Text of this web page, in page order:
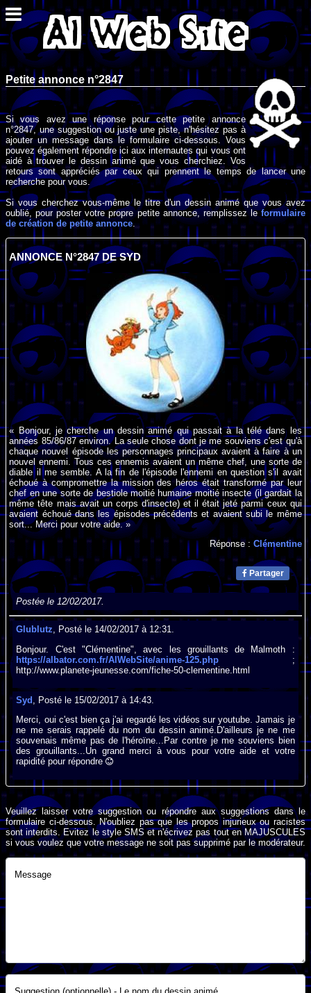
Petite annonce n°2847
Si vous avez une réponse pour cette petite annonce
n°2847, une suggestion ou juste une piste, n'hésitez pas à
ajouter un message dans le formulaire ci-dessous. Vous
pouvez également répondre ici aux internautes qui vous ont
aidé à trouver le dessin animé que vous cherchiez. Vos
retours sont appréciés par ceux qui prennent le temps de lancer une
recherche pour vous.
Si vous cherchez vous-même le titre d'un dessin animé que vous avez
oublié, pour poster votre propre petite annonce, remplissez leformulaire
de création de petite annonce .
ANNONCE N°2847 DE SYD
« Bonjour, je cherche un dessin animé qui passait à la télé dans les
années 85/86/87 environ. La seule chose dont je me souviens c'est qu'à
chaque nouvel épisode les personnages principaux avaient à faire à un
nouvel ennemi. Tous ces ennemis avaient un même chef, une sorte de
diable il me semble. A la fin de l'épisode l'ennemi en question s'il avait
échoué à compromettre la mission des héros était transformé par leur
chef en une sorte de bestiole moitié humaine moitié insecte (il gardait la
même tête mais avait un corps d'insecte) et il était jeté parmi ceux qui
avaient échoué dans les épisodes précédents et avaient subi le même
sort... Merci pour votre aide. »
Réponse : Clémentine
Partager
Postée le 12/02/2017.
Glublutz, Posté le 14/02/2017 à 12:31.
Bonjour. C'est "Clémentine", avec les grouillants de Malmoth :
https://albator.com.fr/AlWebSite/anime-125.php ;
http://www.planete-jeunesse.com/fiche-50-clementine.html
Syd , Posté le 15/02/2017 à 14:43.
Merci, oui c'est bien ça j'ai regardé les vidéos sur youtube. Jamais je
ne me serais rappelé du nom du dessin animé.D'ailleurs je ne me
souvenais même pas de l'héroïne...Par contre je me souviens bien
des grouillants...Un grand merci à vous pour votre aide et votre
rapidité pour répondre
Veuillez laisser votre suggestion ou répondre aux suggestions dans le
formulaire ci-dessous. N'oubliez pas que les propos injurieux ou racistes
sont interdits. Evitez le style SMS et n'écrivez pas tout en MAJUSCULES
si vous voulez que votre message ne soit pas supprimé par le modérateur.
Message